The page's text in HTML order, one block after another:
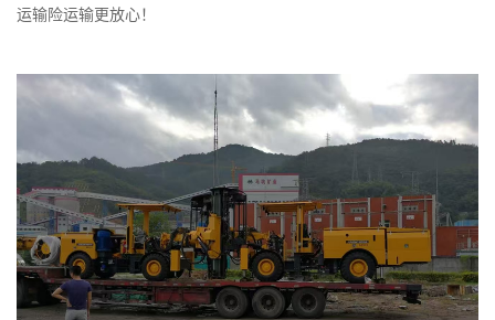
运输险运输更放心！